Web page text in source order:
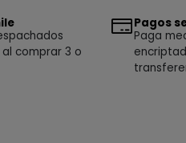
comprar 3 o
Pagos
Paga